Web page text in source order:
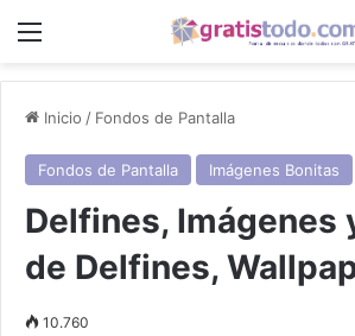
Menú
Inicio / Fondos de Pantalla
Fondos de Pantalla Imágenes Bonitas
Delfines, Imágenes
de Delfines,
10.760